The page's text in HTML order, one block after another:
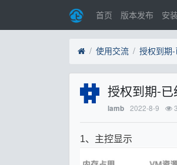
首页 版本发布 安
使用交流 授权到期
授权到期-
lamb 2022-8-9
1、主控显示